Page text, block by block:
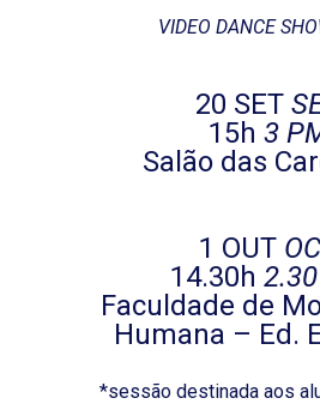
VIDEO DANCE
20 SET
15h 3
Salão das
1 OUT
14.30h
Faculdade de
Humana – Ed.
*sessão destinada aos